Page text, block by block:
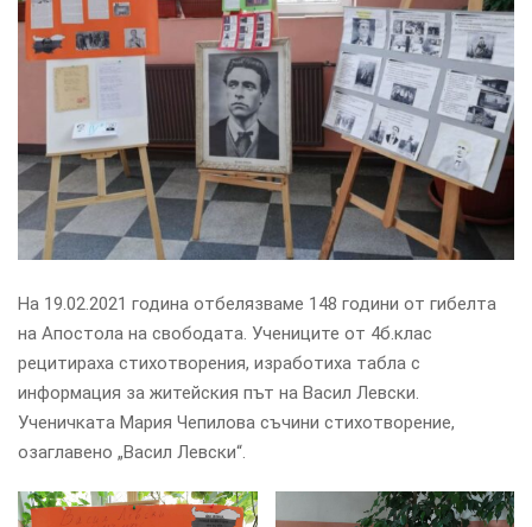
На 19.02.2021 година отбелязваме 148 години от гибелта
на Апостола на свободата. Учениците от 4б.клас
рецитираха стихотворения, изработиха табла с
информация за житейския път на Васил Левски.
Ученичката Мария Чепилова съчини стихотворение,
озаглавено „Васил Левски“.